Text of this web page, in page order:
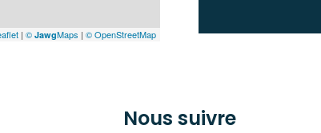
| © JawgMaps | © OpenStreetMap
Nous suivre